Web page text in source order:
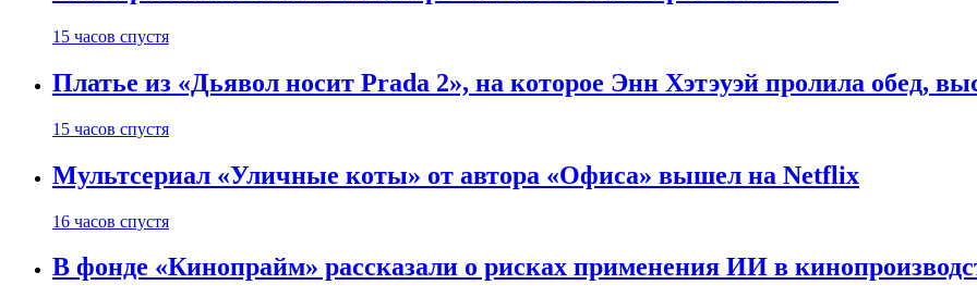
15 часов спустя
Платье из «Дьявол носит Prada 2», на которое Энн Хэтэуэй пролила обед,
15 часов спустя
Мультсериал «Уличные коты» от автора «Офиса» вышел на Netflix
16 часов спустя
В фонде «Кинопрайм» рассказали о рисках применения ИИ в